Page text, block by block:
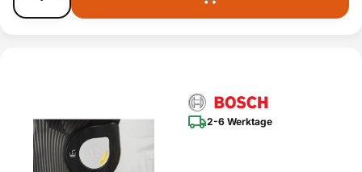
2-6 Werktage